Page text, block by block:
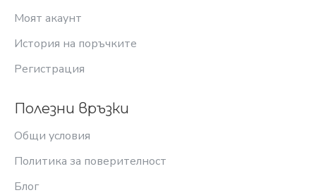
Моят акаунт
История на поръчките
Регистрация
Полезни връзки
Общи условия
Политика за поверителност
Блог